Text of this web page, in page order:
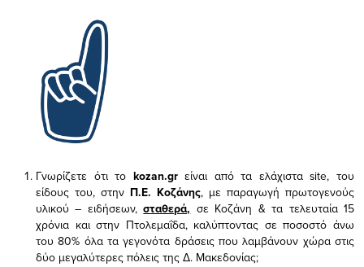
Γνωρίζετε ότι το kozan.gr είναι από τα ελάχισταsite, του
είδους του, στην Π.Ε. Κοζάνης, με παραγωγή πρωτογενούς
υλικού – ειδήσεων,σταθερά, σε Κοζάνη & τα τελευταία 15
χρόνια και στην Πτολεμαΐδα, καλύπτοντας σε ποσοστό άνω
του 80% όλα τα γεγονότα δράσεις που λαμβάνουν χώρα στις
δύο μεγαλύτερες πόλεις της Δ. Μακεδονίας;